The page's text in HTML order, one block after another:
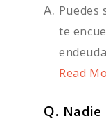
A. Puedes
te
Read
Q. Nadie